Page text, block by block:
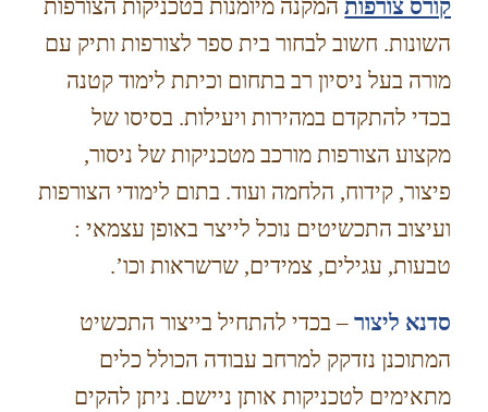
קורס צורפותהמקנה מיומנות בטכניקות הצורפות
השונות. חשוב לבחור בית ספר לצורפות ותיק עם
מורה בעל ניסיון רב בתחום וכיתת לימוד קטנה
בכדי להתקדם במהירות ויעילות. בסיסו של
מקצוע הצורפות מורכב מטכניקות של ניסור,
פיצור, קידוח, הלחמה ועוד. בתום לימודי הצורפות
ועיצוב התכשיטים נוכל לייצר באופן עצמאי :
טבעות, עגילים, צמידים, שרשראות וכו’.
סדנא ליצור – בכדי להתחיל בייצור התכשיט
המתוכנן נזדקק למרחב עבודה הכולל כלים
מתאימים לטכניקות אותן ניישם. ניתן להקים